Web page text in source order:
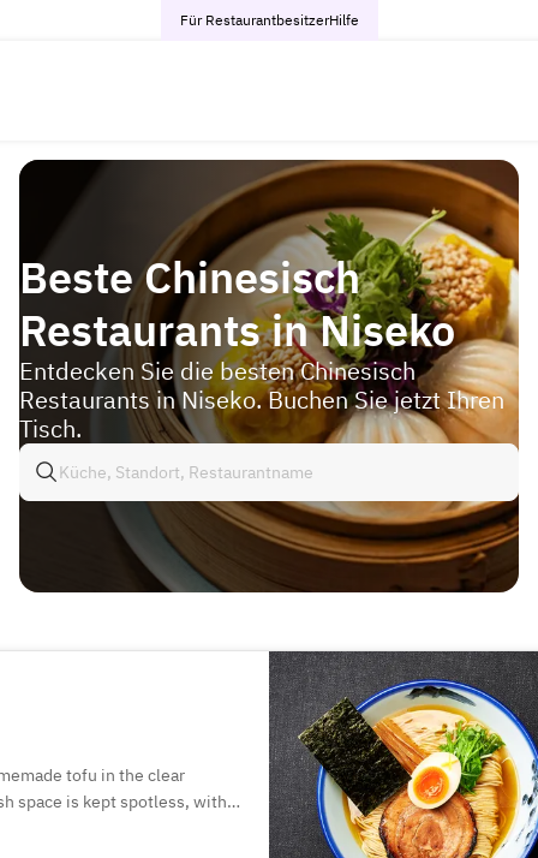
Für RestaurantbesitzerHilfe
Beste Chinesisch
Restaurants in Niseko
Entdecken Sie die besten Chinesisch
Restaurants in Niseko. Buchen Sie jetzt Ihren
Tisch.
tofu in the clear
space is kept spotless, with